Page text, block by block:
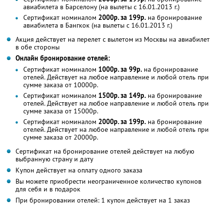
авиабилета в Барселону (на вылеты с 16.01.2013 г.)
Сертификат номиналом 2000р. за 199р. на бронирование
авиабилета в Бангкок (на вылеты с 16.01.2013 г.)
Акция действует на перелет с вылетом из Москвы на авиабилет
в обе стороны
Онлайн бронирование отелей:
Сертификат номиналом 1000р. за 99р. на бронирование
отелей. Действует на любое направление и любой отель при
сумме заказа от 10000р.
Сертификат номиналом 1500р. за 149р. на бронирование
отелей. Действует на любое направление и любой отель при
сумме заказа от 15000р.
Сертификат номиналом 2000р. за 199р. на бронирование
отелей. Действует на любое направление и любой отель при
сумме заказа от 20000р.
Сертификат на бронирование отелей действует на любую
выбранную страну и дату
Купон действует на оплату одного заказа
Вы можете приобрести неограниченное количество купонов
для себя и в подарок
При бронировании отелей: 1 купон действует на 1 заказ